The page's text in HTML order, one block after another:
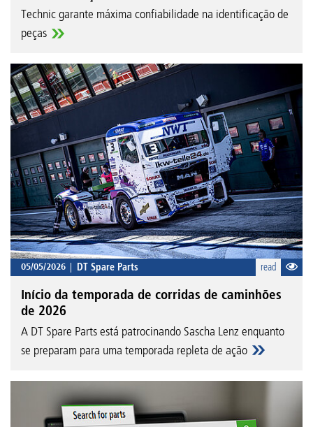
Technic garante máxima confiabilidade na identificação de
peças
05/05/2026 DT Spare Parts read
Início da temporada de corridas de caminhões
de 2026
A DT Spare Parts está patrocinando Sascha Lenz enquanto
se preparam para uma temporada repleta de ação